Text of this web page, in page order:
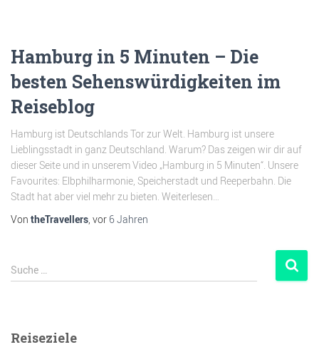
Hamburg in 5 Minuten – Die
besten Sehenswürdigkeiten im
Reiseblog
Hamburg ist Deutschlands Tor zur Welt. Hamburg ist unsere
Lieblingsstadt in ganz Deutschland. Warum? Das zeigen wir dir auf
dieser Seite und in unserem Video „Hamburg in 5 Minuten“. Unsere
Favourites: Elbphilharmonie, Speicherstadt und Reeperbahn. Die
Stadt hat aber viel mehr zu bieten. Weiterlesen…
Von theTravellers , vor 6 Jahren
Suche …
Reiseziele